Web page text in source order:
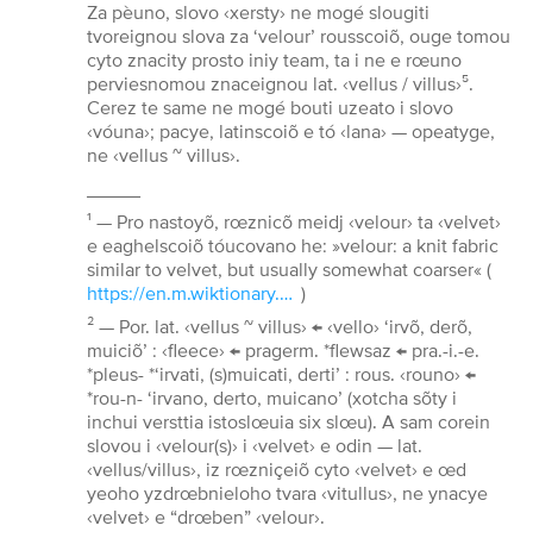
Za pèuno, slovo ‹xersty› ne mogé slougiti
tvoreignou slova za ‘velour’ rousscoiõ, ouge tomou
cyto znacity prosto iniy team, ta i ne e rœuno
perviesnomou znaceignou lat. ‹vellus / villus›⁵.
Cerez te same ne mogé bouti uzeato i slovo
‹vóuna›; pacye, latinscoiõ e tó ‹lana› — opeatyge,
ne ‹vellus ~ villus›.
¹ — Pro nastoyõ, rœznicõ meidj ‹velour› ta ‹velvet›
e eaghelscoiõ tóucovano he: »velour: a knit fabric
similar to velvet, but usually somewhat coarser« (
https://en.m.wiktionary.org/wiki/velour )
² — Por. lat. ‹vellus ~ villus› ← ‹vello› ‘irvõ, derõ,
muiciõ’ : ‹fleece› ← pragerm. *flewsaz ← pra.-i.-e.
*pleus- *‘irvati, (s)muicati, derti’ : rous. ‹rouno› ←
*rou-n- ‘irvano, derto, muicano’ (xotcha sõty i
inchui versttia istoslœuia six slœu). A sam corein
slovou i ‹velour(s)› i ‹velvet› e odin — lat.
‹vellus/villus›, iz rœzniçeiõ cyto ‹velvet› e œd
yeoho yzdrœbnieloho tvara ‹vitullus›, ne ynacye
‹velvet› e “drœben” ‹velour›.